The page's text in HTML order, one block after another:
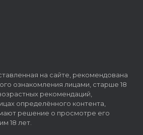
на сайте, рекомендована
ознакомления лицами, старше 18
рекомендаций,
определённого контента,
решение о просмотре его
18 лет.